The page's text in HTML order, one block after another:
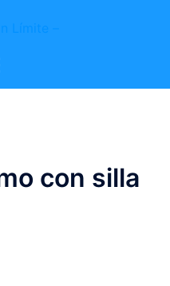
con silla